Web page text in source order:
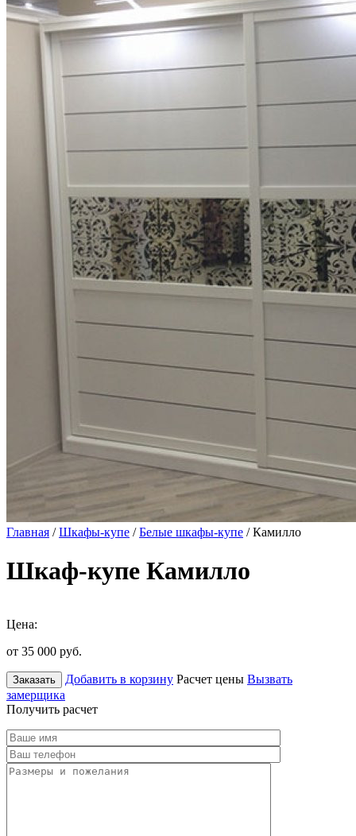
Главная /Шкафы-купе /Белые шкафы-купе / Камилло
Шкаф-купе Камилло
Цена:
от 35 000 руб.
Заказать Добавить в корзину Расчет цены Вызвать
замерщика
Получить расчет